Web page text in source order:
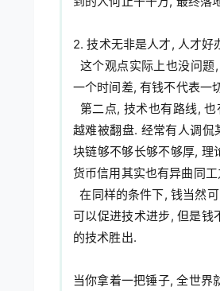
2. 技术无非是人才, 人才好
一个时间差, 有钱不代表一
越难被翻盘. 经常有人调
块链够不够长够不够厚, 理
货币信用其实也有异曲同工
  在同样的条件下, 钱当然可以买到技术, 但是更多的情况是, 技术比钱重要, 因为技术是独特的, 钱是"万能"的. 钱
可以促进技术进步, 但是钱
的技术胜出.
当你拿着一把锤子, 全世界